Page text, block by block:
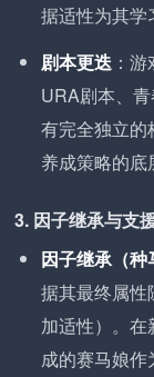
据适性为其学
剧本更迭 ：
URA剧本、
有完全独立的
养成策略的底
3. 因子继承与支
因子继承（种
据其最终属性
加适性）。
成的赛马娘作